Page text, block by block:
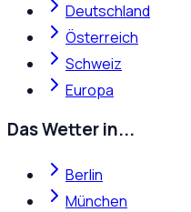
Deutschland
Österreich
Schweiz
Europa
Das Wetter in...
Berlin
München